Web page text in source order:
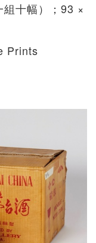
十幅）；93 ×
Prints